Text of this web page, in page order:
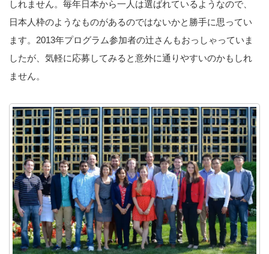
しれません。毎年日本から一人は選ばれているようなので、
日本人枠のようなものがあるのではないかと勝手に思ってい
ます。2013年プログラム参加者の辻さんもおっしゃっていま
したが、気軽に応募してみると意外に通りやすいのかもしれ
ません。